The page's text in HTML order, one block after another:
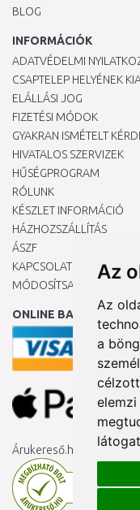
Az
Az
a
BLOG
INFORMÁCIÓK
ADATVÉDELMI
CSAPTELEP HELYÉNEK
ELÁLLÁSI JOG
FIZETÉSI MÓDOK
GYAKRAN ISMÉTELT
HIVATALOS SZERVIZEK
HŰSÉGPROGRAM
RÓLUNK
KÉSZLET INFORMÁCIÓ
HÁZHOZSZÁLLÍTÁS
ÁSZF
KAPCSOLAT
MÓDOSÍTSA A COOKIE-
ONLINE
Árukereső.hu